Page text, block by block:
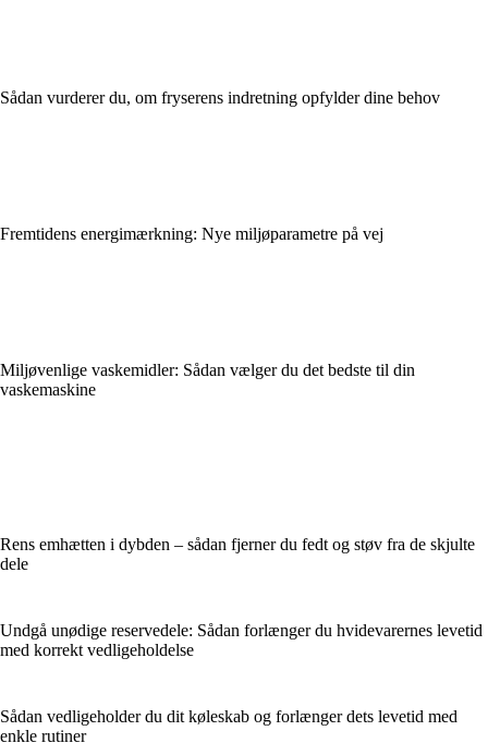
Sådan vurderer du, om fryserens indretning opfylder dine behov
Fremtidens energimærkning: Nye miljøparametre på vej
Miljøvenlige vaskemidler: Sådan vælger du det bedste til din
vaskemaskine
Rens emhætten i dybden – sådan fjerner du fedt og støv fra de skjulte
dele
Undgå unødige reservedele: Sådan forlænger du hvidevarernes levetid
med korrekt vedligeholdelse
Sådan vedligeholder du dit køleskab og forlænger dets levetid med
enkle rutiner